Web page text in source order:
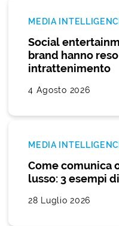
MEDIA
Social
brand hanno
intrattenimento
4 Agosto 2026
MEDIA
Come comunica
lusso: 3 esempi
28 Luglio 2026